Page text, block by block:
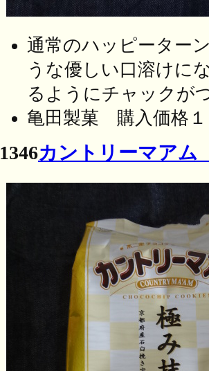
通常のハッピーター
うな優しい口溶けに
るようにチャックが
亀田製菓 購入価格１
1346カントリーマアム